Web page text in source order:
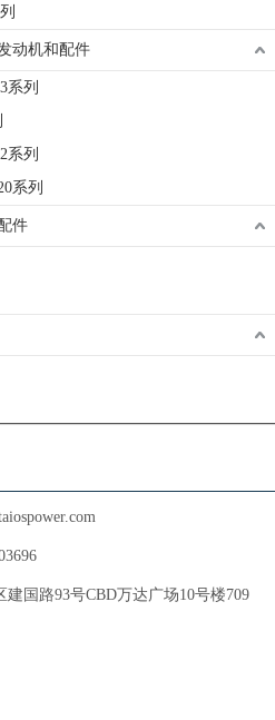
动机和配件
系列
系列
系列
件
建国路93号CBD万达广场10号楼709